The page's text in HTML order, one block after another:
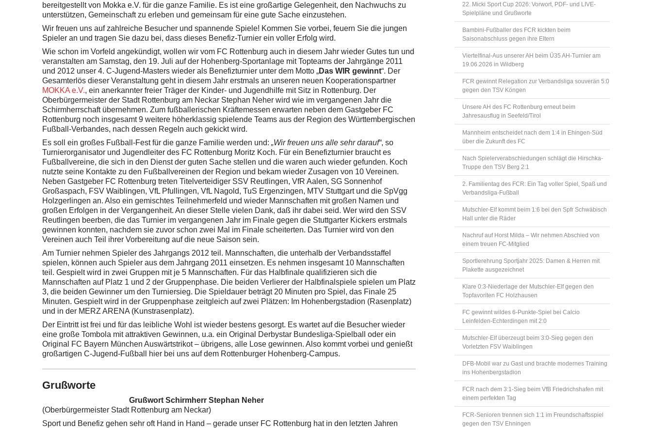
bereitgestellt von Mokka e.V. für die ganze Familie. Es ist eine großartige Gelegenheit, den Nachwuchs zu
unterstützen, Gemeinschaft zu erleben und gemeinsam für eine gute Sache einzustehen.
Wir freuen uns auf zahlreiche Besucher und spannende Spiele! Kommen Sie vorbei, feuern Sie die jungen
Spieler an und tragen Sie dazu bei, dass dieses Benefiz-Turnier ein voller Erfolg wird.
Wie schon im Vorfeld angekündigt, wollen wir vom FC Rottenburg auch in diesem Jahr wieder Gutes tun und
veranstalten am Samstag, den 19. Juli auf der Hohenberg-Sportanlage mit Topteams der Jahrgänge 2011
und 2012 unser 4. C-Jugend-Masters wieder als Benefizturnier unter dem Motto „Das WIR gewinnt“. Der
Gesamterlös dieser Veranstaltung geht in diesem Jahr erstmals an unseren neuen Kooperationspartner
MOKKA e.V., ein anerkannter freier Träger der Kinder- und Jugendhilfe mit Sitz in Rottenburg. Der
Oberbürgermeister der Stadt Rottenburg am Neckar Stephan Neher wird wie im vergangenen Jahr die
Schirmherrschaft übernehmen. Zum fußballerischen Kräftemessen erwarten neben dem Gastgeber FC
Rottenburg noch insgesamt 9 weitere höherklassig spielende Teams aus der Region des Württembergischen
Fußball-Verbandes, nach dessen Regeln auch gekickt wird.
Es soll ein großes Fußball-Fest für die ganze Familie werden und: „Wir freuen uns alle sehr darauf“, so
Turnierorganisator und Jugendleiter des FC Rottenburg Moritz Koch. Für ein Benefizturnier braucht es
Fußballvereine, die sich in den Dienst der guten Sache stellen und die waren auch wieder gefunden. Koch
nutzte seine Kontakte zu den Fußballvereinen der Region und bekam wieder Zusagen von 10 Vereinen.
Neben Gastgeber FC Rottenburg treten Titelverteidiger SSV Reutlingen, VfR Aalen, SG Sonnenhof
Großaspach, FSV Waiblingen, VfL Pfullingen, VfL Nagold, TuS Ergenzingen, MTV Stuttgart und die SpVgg
Holzgerlingen an. Also ein gemischtes Teilnehmerfeld und wieder Mannschaften mit großen Namen und
großen Erfolgen in der Vergangenheit. An dieser Stelle vielen Dank, daß ihr dabei seid. Wer wird den SSV
Reutlingen beerben, die das Turnier im vergangenen Jahr im Finale gegen die Stuttgarter Kickers erstmals
gewinnen konnten, nachdem sie zuvor schon zwei Mal im Finale scheiterten. Das Turnier wird von den
Vereinen auch Teil ihrer Vorbereitung auf die neue Saison sein.
Am Turnier nehmen Spieler des Jahrgangs 2012 teil. Mannschaften, die unterhalb der Verbandsstaffel
spielen, können auch Spieler aus dem Jahrgang 2011 einsetzen. Es nehmen insgesamt 10 Mannschaften
teil. Gespielt wird in zwei Gruppen mit je 5 Mannschaften. Für das Halbfinale qualifizieren sich die
Mannschaften auf Platz 1 und 2 der Gruppenphase. Die beiden Verlierer der Halbfinalspiele spielen um Platz
3, die beiden Gewinner um den Turniersieg. Die Spieldauer beträgt 20 Minuten pro Spiel, das Finale 25
Minuten. Gespielt wird in der Gruppenphase zeitgleich auf zwei Plätzen: Im Hohenbergstadion (Rasenplatz)
und in der MERZ ARENA (Kunstrasenplatz).
Der Eintritt ist frei und für das leibliche Wohl ist wieder bestens gesorgt. Es wartet auf die Besucher wieder
eine große Tombola mit attraktiven Gewinnen, u.a. ein Original Derbystar Bundesliga-Spielball oder ein
Original FC Bayern München Auswärtstrikot – übrigens, alle Lose gewinnen. Also kommt vorbei und genießt
großartigen C-Jugend-Fußball hier bei uns auf dem Rottenburger Hohenberg-Campus.
Grußworte
Grußwort Schirmherr Stephan Neher
(Oberbürgermeister Stadt Rottenburg am Neckar)
Sport und Benefiz gehen sehr oft Hand in Hand – gerade unser FC Rottenburg hat in den letzten Jahren
22. Micki Sport Cup 2026: Vorwort, PDF- und LIVE-
Spielpläne und Grußworte
Bambini-Fußballer des FCR kickten beim
Saisonabschluss gegen ihre Eltern
Viertelfinal-Aus unserer AH beim Ü35 AH-Turnier am
19.06.2026 in Wildberg
FCR gewinnt Relegation zur Verbandsliga souverän 5:0
gegen den TSV Köngen
Unsere AH des FC Rottenburg erneut beim
Jahresausflug in Seefeld/Tirol
Mannheim entscheidet nach dem 1:4 in Ehingen-Süd
über die Zukunft des FC
Nach Spielerverabschiedungen schlägt die Hirschka-
Truppe den TSV Berg 2:1
2. Familientag des FCR: Ein Tag voller Spiel, Spaß und
Verbandsliga-Fußball
Mutschler-Elf kommt beim 1:6 bei den Spfr Schwäbisch
Hall unter die Räder
Nachruf auf Horst Milda – Wir nehmen Abschied von
einem treuen FC-Mitglied
Sportlerehrung Sportjahr 2025: Damen & Herren mit
Plakette ausgezeichnet
Klare 0:3-Niederlage der Mutschler-Elf gegen den
Topfavoriten FC Holzhausen
FC gewinnt wildes 6-Punkte-Spiel bei Calcio
Leinfelden-Echterdingen mit 2:0
Mutschler-Elf überzeugt beim 3:0-Sieg gegen den
Vorletzten FSV Waiblingen
DFB-Mobil war zu Gast und brachte modernes Training
ins Hohenbergstadion
FCR nach dem 3:1-Sieg beim VfB Friedrichshafen mit
einem perfekten Tag
FCR-Senioren trennen sich 1:1 im Freundschaftsspiel
gegen den TSV Ehningen